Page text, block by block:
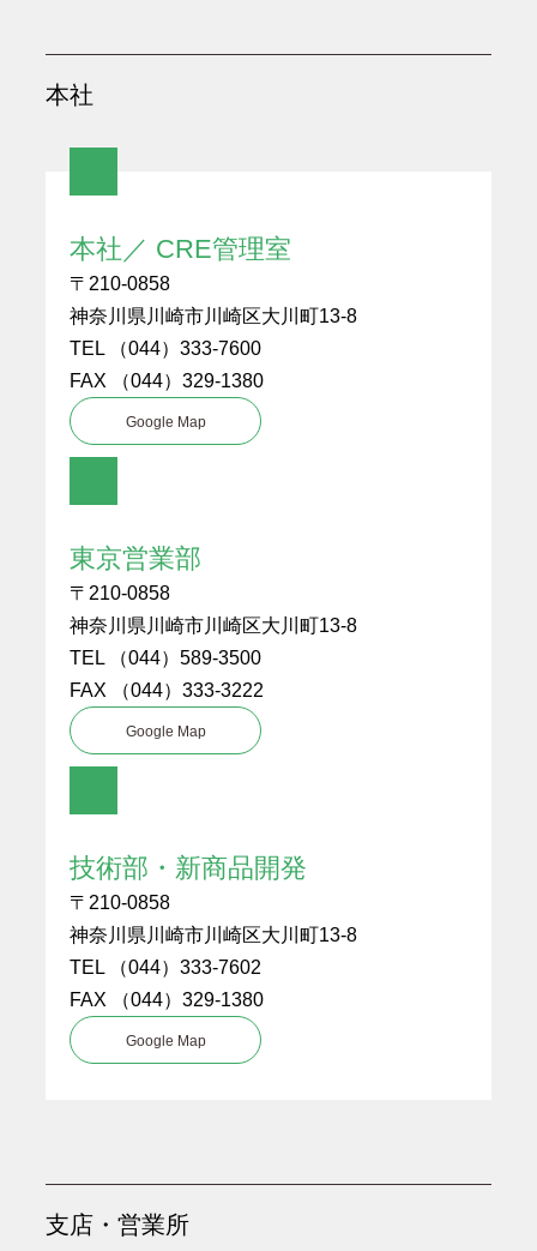
本社
本社／ CRE管理室
〒210-0858
神奈川県川崎市川崎区大川町13-8
TEL （044）333-7600
FAX （044）329-1380
Google Map
東京営業部
〒210-0858
神奈川県川崎市川崎区大川町13-8
TEL （044）589-3500
FAX （044）333-3222
Google Map
技術部・新商品開発
〒210-0858
神奈川県川崎市川崎区大川町13-8
TEL （044）333-7602
FAX （044）329-1380
Google Map
支店・営業所